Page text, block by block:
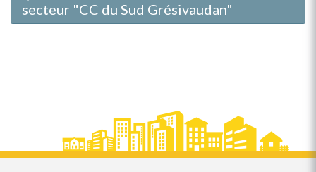
secteur "CC du Sud Grésivaudan"